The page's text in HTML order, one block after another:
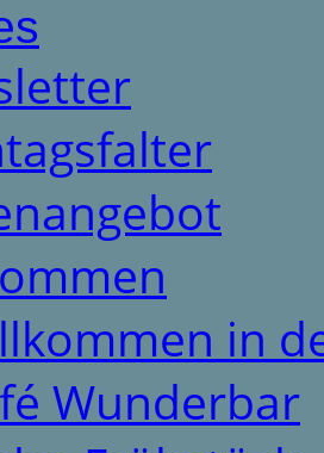
in
Wunderbar